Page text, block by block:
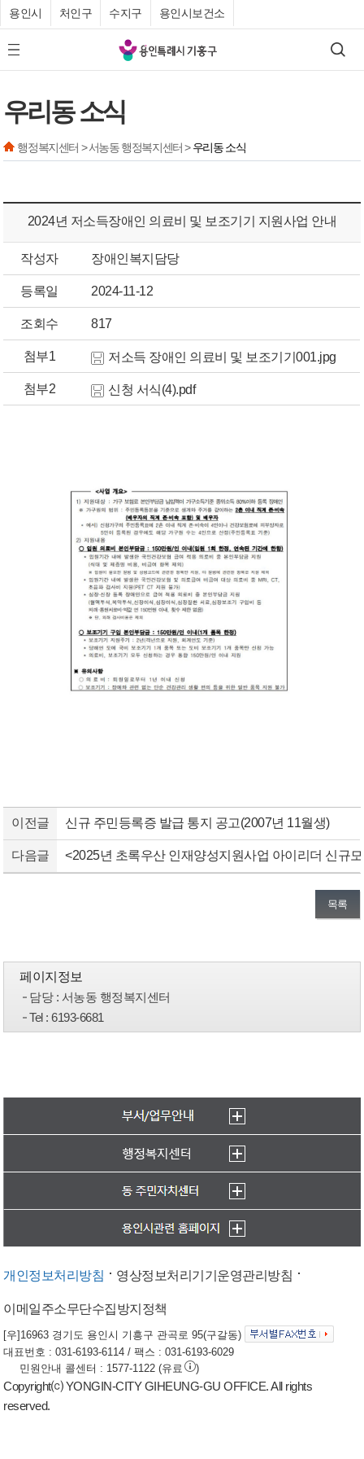
용인시 처인구 수지구 용인시보건소
모바일 메뉴 버튼
기
흥
청
검색
우리동 소식
행정복지센터 > 서농동 행정복지센터 >우리동 소식
2024년 저소득장애인 의료비 및 보조기기 지원사업 안내
작성자 장애인복지담당
등록일 2024-11-12
조회수 817
첨부1 저소득 장애인 의료비 및 보조기기001.jpg
첨부2 신청 서식(4).pdf
이전글 신규 주민등록증 발급 통지 공고(2007년 11월생)
다음글 <2025년 초록우산 인재양성지원사업 아이리더 신규
목록
페이지정보
담당: 서농동 행정복지센터
Tel: 6193-6681
개인정보처리방침 영상정보처리기기운영관리방침
이메일주소무단수집방지정책
[우]16963 경기도 용인시 기흥구 관곡로 95(구갈동)
대표번호 : 031-6193-6114 / 팩스 : 031-6193-6029
민원안내 콜센터 : 1577-1122 (유료
)
Copyright⒞ YONGIN-CITY GIHEUNG-GU OFFICE. All rights
reserved.